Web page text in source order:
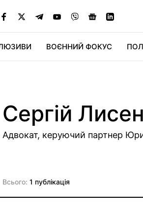
ВОЄННИЙ ФОКУС
Сергій
Адвокат, керуючий партнер
Всього: 1 публікація